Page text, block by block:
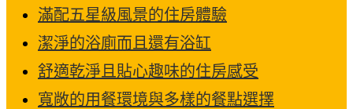
滿配五星級風景的住房體驗
潔淨的浴廁而且還有浴缸
舒適乾淨且貼心趣味的住房感受
寬敞的用餐環境與多樣的餐點選擇